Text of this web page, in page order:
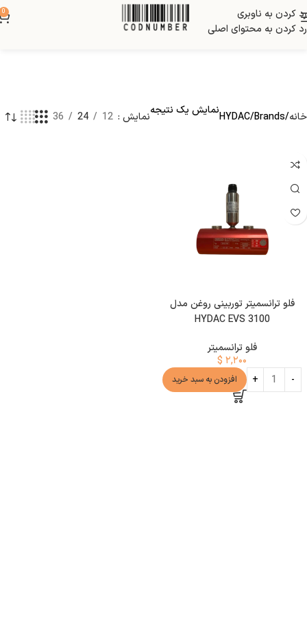
رد کردن به ناوبری
رد کردن به محتوای اصلی
0
خانه Brands
HYDACنمایش یک نتیجهنمایش 12
24
36
فلو ترانسمیتر توربینی روغن مدل
HYDAC EVS 3100
فلو ترانسمیتر
$ ۲,۲۰۰
افزودن به سبد خرید